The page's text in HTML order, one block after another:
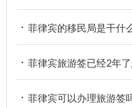
菲律宾的移民局是干什
菲律宾旅游签已经2年
菲律宾可以办理旅游签